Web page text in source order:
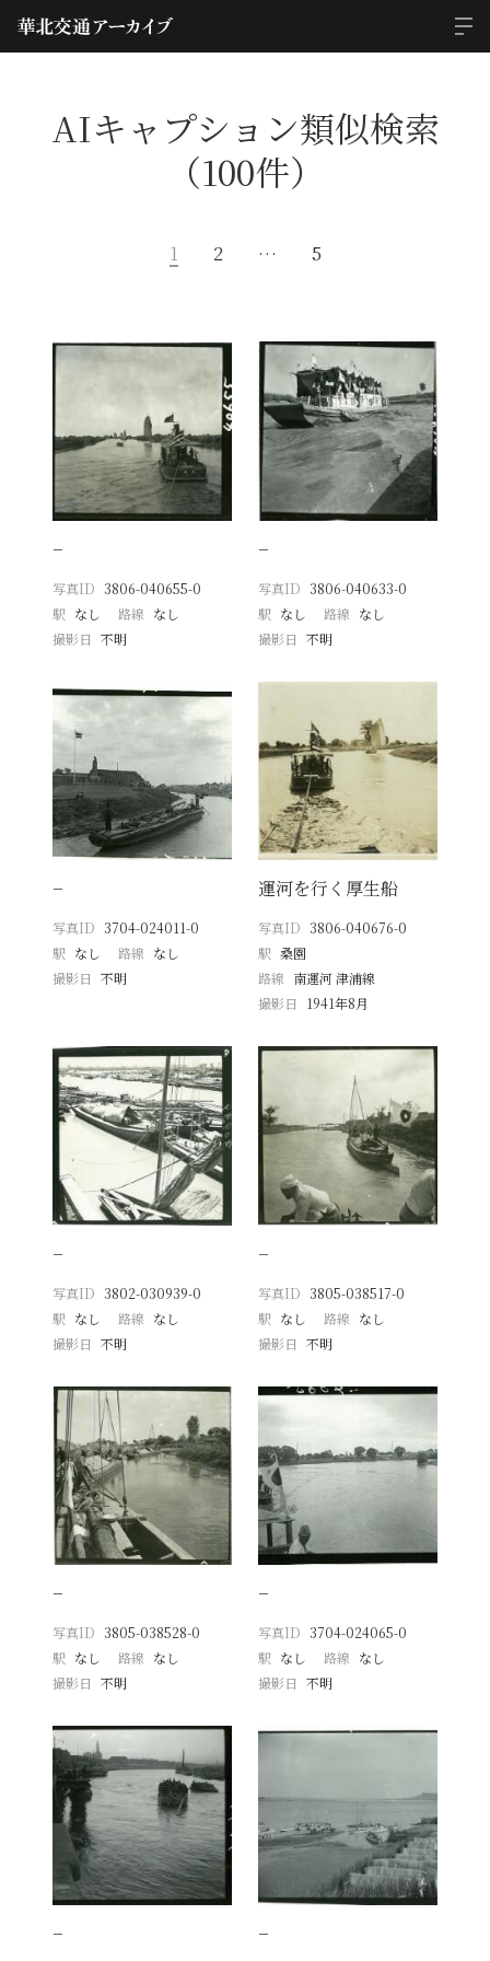
AIキャプション類似検索
（100件）
1 2 … 5
−
写真ID 3806-040655-0
駅 なし 路線 なし
撮影日
不明
−
写真ID 3806-040633-0
駅 なし 路線 なし
撮影日 不明
−
写真ID 3704-024011-0
駅 なし 路線 なし
撮影日
不明
運河を行く厚生船
写真ID 3806-040676-0
駅 桑園
路線 南運河 津浦線
撮影日
1941年8月
−
写真ID 3802-030939-0
駅 なし 路線 なし
撮影日
不明
−
写真ID 3805-038517-0
駅 なし 路線 なし
撮影日 不明
−
写真ID 3805-038528-0
駅 なし 路線 なし
撮影日
不明
−
写真ID 3704-024065-0
駅 なし 路線 なし
撮影日 不明
− −